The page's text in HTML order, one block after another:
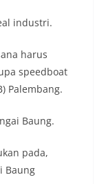
industri.
harus
speedboat
Palembang.
Baung.
pada,
Baung